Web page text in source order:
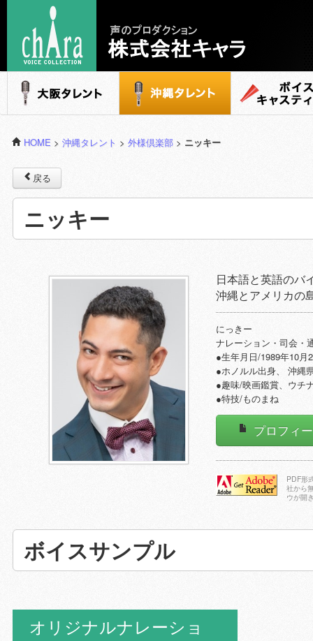
声のプロダクション - 株式会社キャラ
大阪タレント 沖縄タレント
HOME > 沖縄タレント > 外様倶楽部 > ニッキー
戻る
ニッキー
日本語と英語のバ
沖縄とアメリカの
にっきー
ナレーション・司会・
●生年月日/1989年10月
●ホノルル出身、 沖縄
●趣味/映画鑑賞、ウチ
●特技/ものまね
プロフィ
ドする
PDF形
社から
ウが開
ボイスサンプル
オリジナルナレーショ